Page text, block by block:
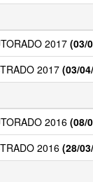
2017 (03/
2017 (03/
2016 (08/
2016 (28/